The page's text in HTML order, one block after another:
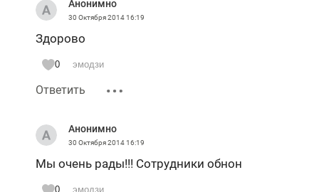
Анонимно
30 Октября 201416:19
Здорово
0 эмодзи
Ответить
Анонимно
30 Октября 201416:19
Мы очень рады!!! Сотрудники обнон
0 эмодзи